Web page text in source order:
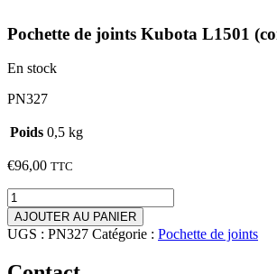
Pochette de joints Kubota L1501
En stock
PN327
Poids 0,5 kg
€96,00 TTC
quantité
de
Pochette
de
AJOUTER AU PANIER
UGS : PN327 Catégorie : Pochette de joints